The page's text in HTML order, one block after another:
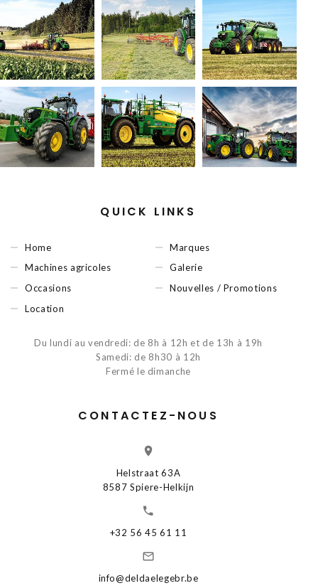
QUICK LINKS
Home
Machines agricoles
Occasions
Location
Marques
Galerie
Nouvelles / Promotions
Du lundi au vendredi: de 8h à 12h et de 13h à 19h
Samedi: de 8h30 à 12h
Fermé le dimanche
CONTACTEZ-NOUS
Helstraat 63A
8587 Spiere-Helkijn
+32 56 45 61 11
info@deldaelegebr.be